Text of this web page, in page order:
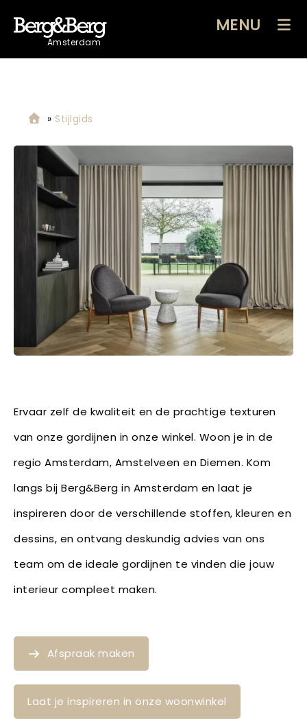
Amsterdam
MENU
» Stijlgids
Ervaar zelf de kwaliteit en de prachtige texturen
van onze gordijnen in onze winkel. Woon je in de
regio Amsterdam, Amstelveen en Diemen. Kom
langs bij Berg&Berg in Amsterdam en laat je
inspireren door de verschillende stoffen, kleuren en
dessins, en ontvang deskundig advies van ons
team om de ideale gordijnen te vinden die jouw
interieur compleet maken.
Afspraak maken
Laat je inspireren in onze woonwinkel